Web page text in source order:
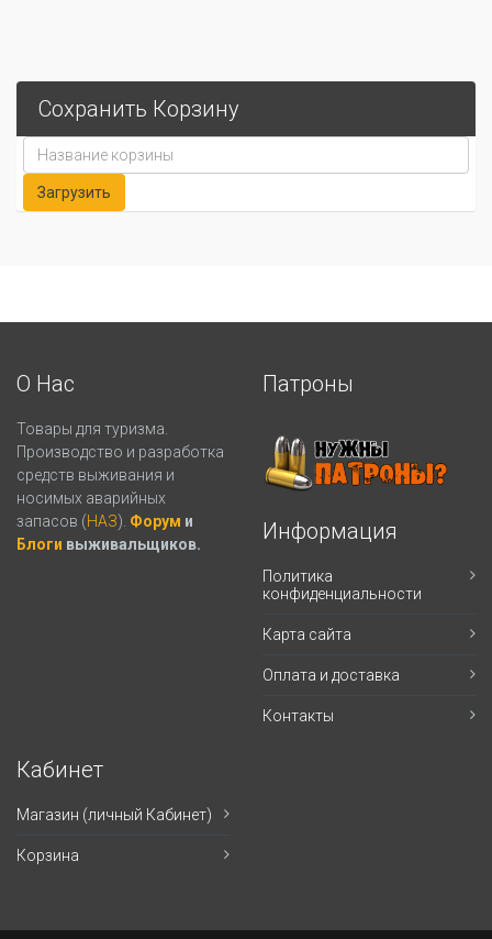
Сохранить Корзину
О Нас
Товары для туризма.
Производство и разработка
средств выживания и
носимых аварийных
запасов (НАЗ). Форум и
Блоги выживальщиков.
Патроны
Информация
Политика
конфиденциальности
Карта сайта
Оплата и доставка
Контакты
Кабинет
Магазин (личный Кабинет)
Корзина